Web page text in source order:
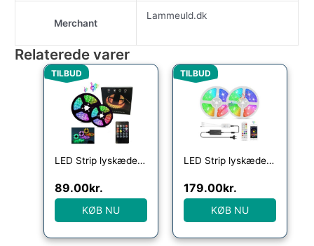
Merchant
Lammeuld.dk
Relaterede varer
TILBUD
LED Strip lyskæde 5 meter med fjernbetjening og musiksensor
Den oprindelige pris var: 219.00kr..
89.00kr.
Den aktuelle pris er: 89.00kr..
KØB NU
TILBUD
LED Strip lyskæde 5 meter med Bluetooth, Fjernbetjening og Musiksensor
Den oprindelige pris
179.00kr.
Den aktuelle
KØB NU